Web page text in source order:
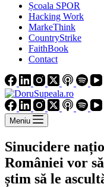
Școala SPOR
Hacking Work
MarkeThink
CountryStrike
FaithBook
Contact
Meniu
Sinucidere
României vor
știm să le